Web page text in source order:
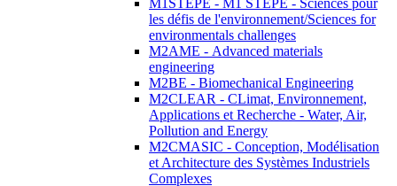
M1STEPE - M1 STEPE - Sciences pour
les défis de l'environnement/Sciences for
environmentals challenges
M2AME - Advanced materials
engineering
M2BE - Biomechanical Engineering
M2CLEAR - CLimat, Environnement,
Applications et Recherche - Water, Air,
Pollution and Energy
M2CMASIC - Conception, Modélisation
et Architecture des Systèmes Industriels
Complexes